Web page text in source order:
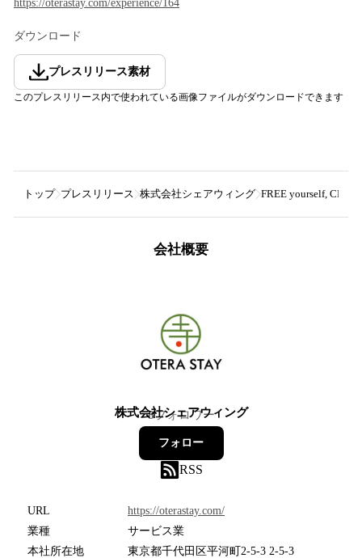
https://oterastay.com/experience/164
ダウンロード
プレスリリース素材
このプレスリリース内で使われている画像ファイルがダウンロードできます
トップ プレスリリース 株式会社シェアウィング FREE yourself,
会社概要
株式会社シェアウィング
8フォロワー
フォロー
RSS
URL
https://oterastay.com/
業種
サービス業
本社所在地
東京都千代田区平河町2-5-3 2-5-3